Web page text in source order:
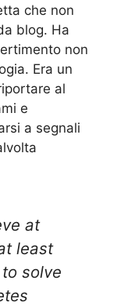
che non
blog. Ha
non
Era un
al
e
a segnali
at
least
solve